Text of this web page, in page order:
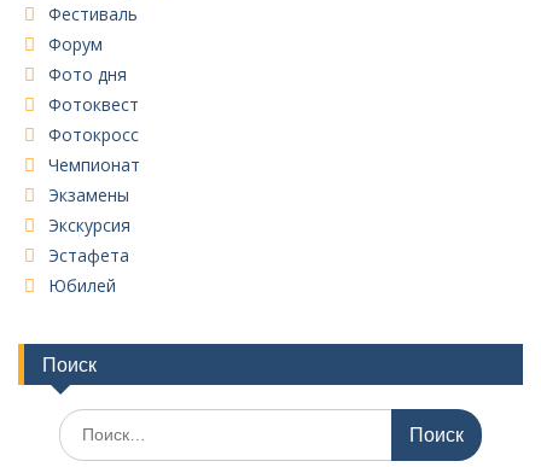
Фестиваль
Форум
Фото дня
Фотоквест
Фотокросс
Чемпионат
Экзамены
Экскурсия
Эстафета
Юбилей
Поиск
Поиск
по: